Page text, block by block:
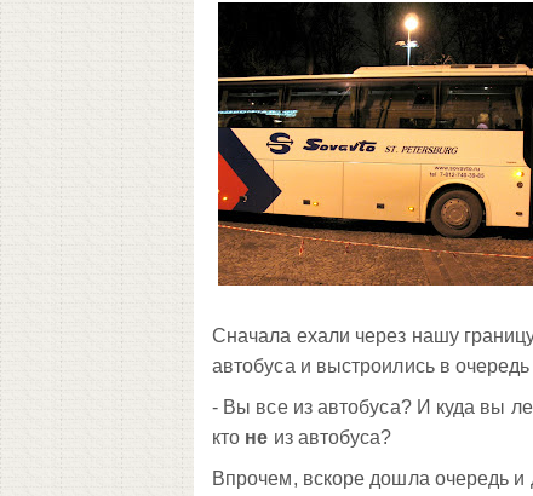
Сначала ехали через нашу
автобуса и выстроились в
- Вы все из автобуса? И куда вы
кто не из автобуса?
Впрочем, вскоре дошла очередь